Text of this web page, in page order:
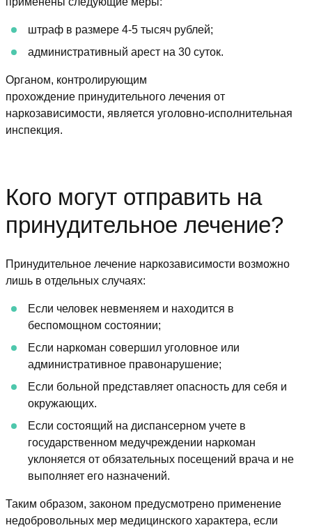
штраф в размере 4-5 тысяч рублей;
административный арест на 30 суток.
Органом, контролирующим
прохождение принудительного лечения от
наркозависимости, является уголовно-исполнительная
инспекция.
Кого могут отправить на
принудительное лечение?
Принудительное лечение наркозависимости возможно
лишь в отдельных случаях:
Если человек невменяем и находится в
беспомощном состоянии;
Если наркоман совершил уголовное или
административное правонарушение;
Если больной представляет опасность для себя и
окружающих.
Если состоящий на диспансерном учете в
государственном медучреждении наркоман
уклоняется от обязательных посещений врача и не
выполняет его назначений.
Таким образом, законом предусмотрено применение
недобровольных мер медицинского характера, если